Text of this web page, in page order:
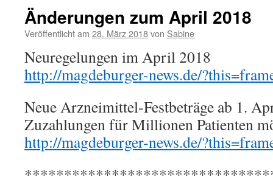
Änderungen zum April 2018
Veröffentlicht am 28. März 2018von Sabine
Neuregelungen im April 2018
http://magdeburger-news.de/
Neue Arzneimittel-Festbeträge ab 1.
Zuzahlungen für Millionen Patienten
http://magdeburger-news.de/